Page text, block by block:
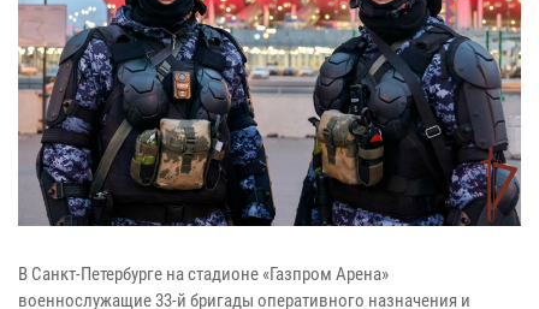
В Санкт-Петербурге на стадионе «Газпром Арена»
военнослужащие 33-й бригады оперативного назначения и